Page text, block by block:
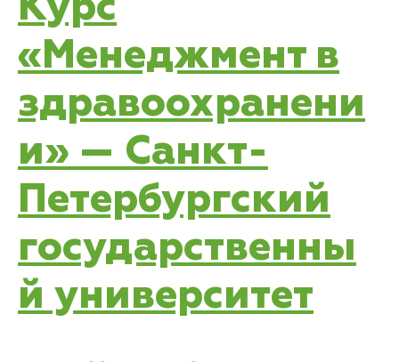
Курс
«Менеджмент в
здравоохранени
и» — Санкт-
Петербургский
государственны
й университет